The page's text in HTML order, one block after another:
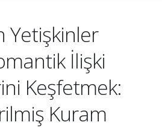
Yetişkinler
İlişki
Keşfetmek:
Kuram